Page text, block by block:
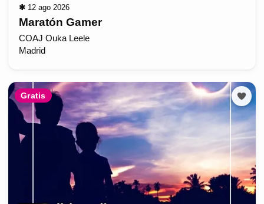
✱ 12 ago 2026
Maratón Gamer
COAJ Ouka Leele
Madrid
Gratis